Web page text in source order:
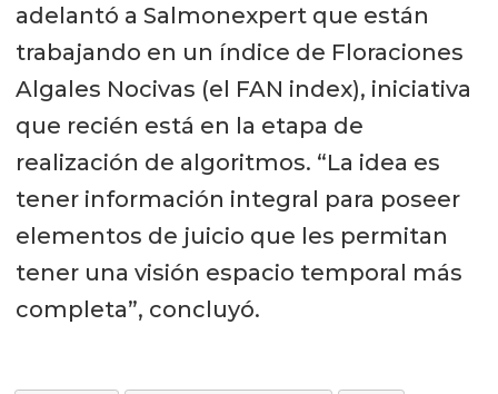
adelantó a Salmonexpert que están
trabajando en un índice de Floraciones
Algales Nocivas (el FAN index), iniciativa
que recién está en la etapa de
realización de algoritmos. “La idea es
tener información integral para poseer
elementos de juicio que les permitan
tener una visión espacio temporal más
completa”, concluyó.